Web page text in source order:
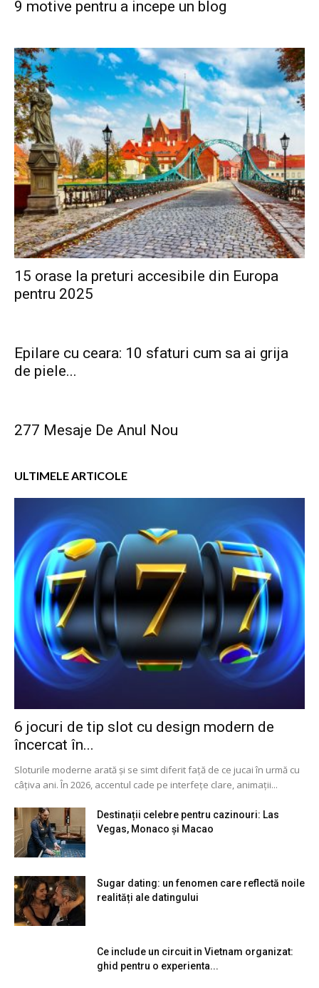
9 motive pentru a incepe un blog
15 orase la preturi accesibile din Europa
pentru 2025
Epilare cu ceara: 10 sfaturi cum sa ai grija
de piele...
277 Mesaje De Anul Nou
ULTIMELE ARTICOLE
6 jocuri de tip slot cu design modern de
încercat în...
Sloturile moderne arată și se simt diferit față de ce jucai în urmă cu
câțiva ani. În 2026, accentul cade pe interfețe clare, animații...
Destinații celebre pentru cazinouri: Las
Vegas, Monaco și Macao
Sugar dating: un fenomen care reflectă noile
realități ale datingului
Ce include un circuit in Vietnam organizat:
ghid pentru o experienta...